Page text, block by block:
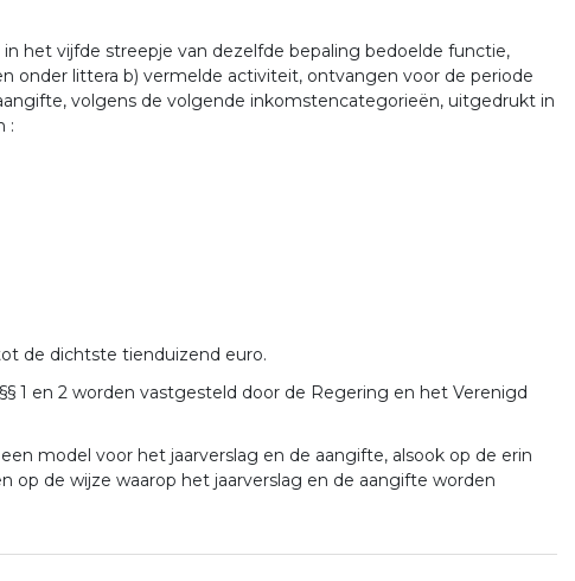
het vijfde streepje van dezelfde bepaling bedoelde functie,
onder littera b) vermelde activiteit, ontvangen voor de periode
volgens de volgende inkomstencategorieën, uitgedrukt in
:
de dichtste tienduizend euro.
1 en 2 worden vastgesteld door de Regering en het Verenigd
model voor het jaarverslag en de aangifte, alsook op de erin
de wijze waarop het jaarverslag en de aangifte worden